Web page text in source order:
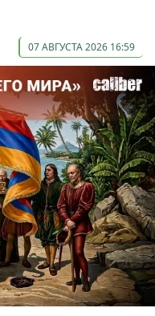
07 АВГУСТА 2026 16:59